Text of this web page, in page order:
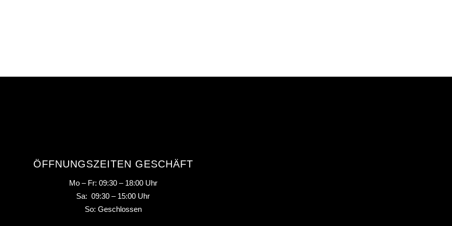
ÖFFNUNGSZEITEN GESCHÄFT
Mo – Fr: 09:30 – 18:00 Uhr
Sa: 09:30 – 15:00 Uhr
So: Geschlossen